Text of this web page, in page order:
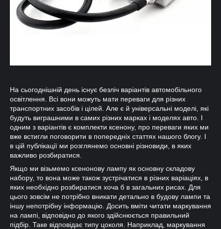
На сьогоднішній день існує безліч варіантів автомобільного
освітлення. Всі вони можуть мати переваги для різних
транспортних засобів і цілей. Але є й універсальні моделі, які
будуть виграшними в самих різних марках і моделях авто. І
одним з варіантів є комплекти ксенону, про переваги яких ми
вже встигли поговорити в попередніх статтях нашого блогу. І
в цій публікації ми розглянемо основні різновиди, в яких
важливо розбиратися.
Якщо ми візьмемо ксенонову лампу як основну складову
набору, то вона може також зустрічатися в різних варіаціях, в
яких необхідно розбиратися хоча б в загальних рисах. Для
цього зовсім не потрібно вникати детально в будову лампи та
іншу непотрібну інформацію. Досить вміти читати маркування
на лампі, відповідно до якого здійснюється правильний
підбір. Таке відповідає типу цоколя. Наприклад, маркування